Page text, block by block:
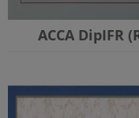
АССА DipIFR